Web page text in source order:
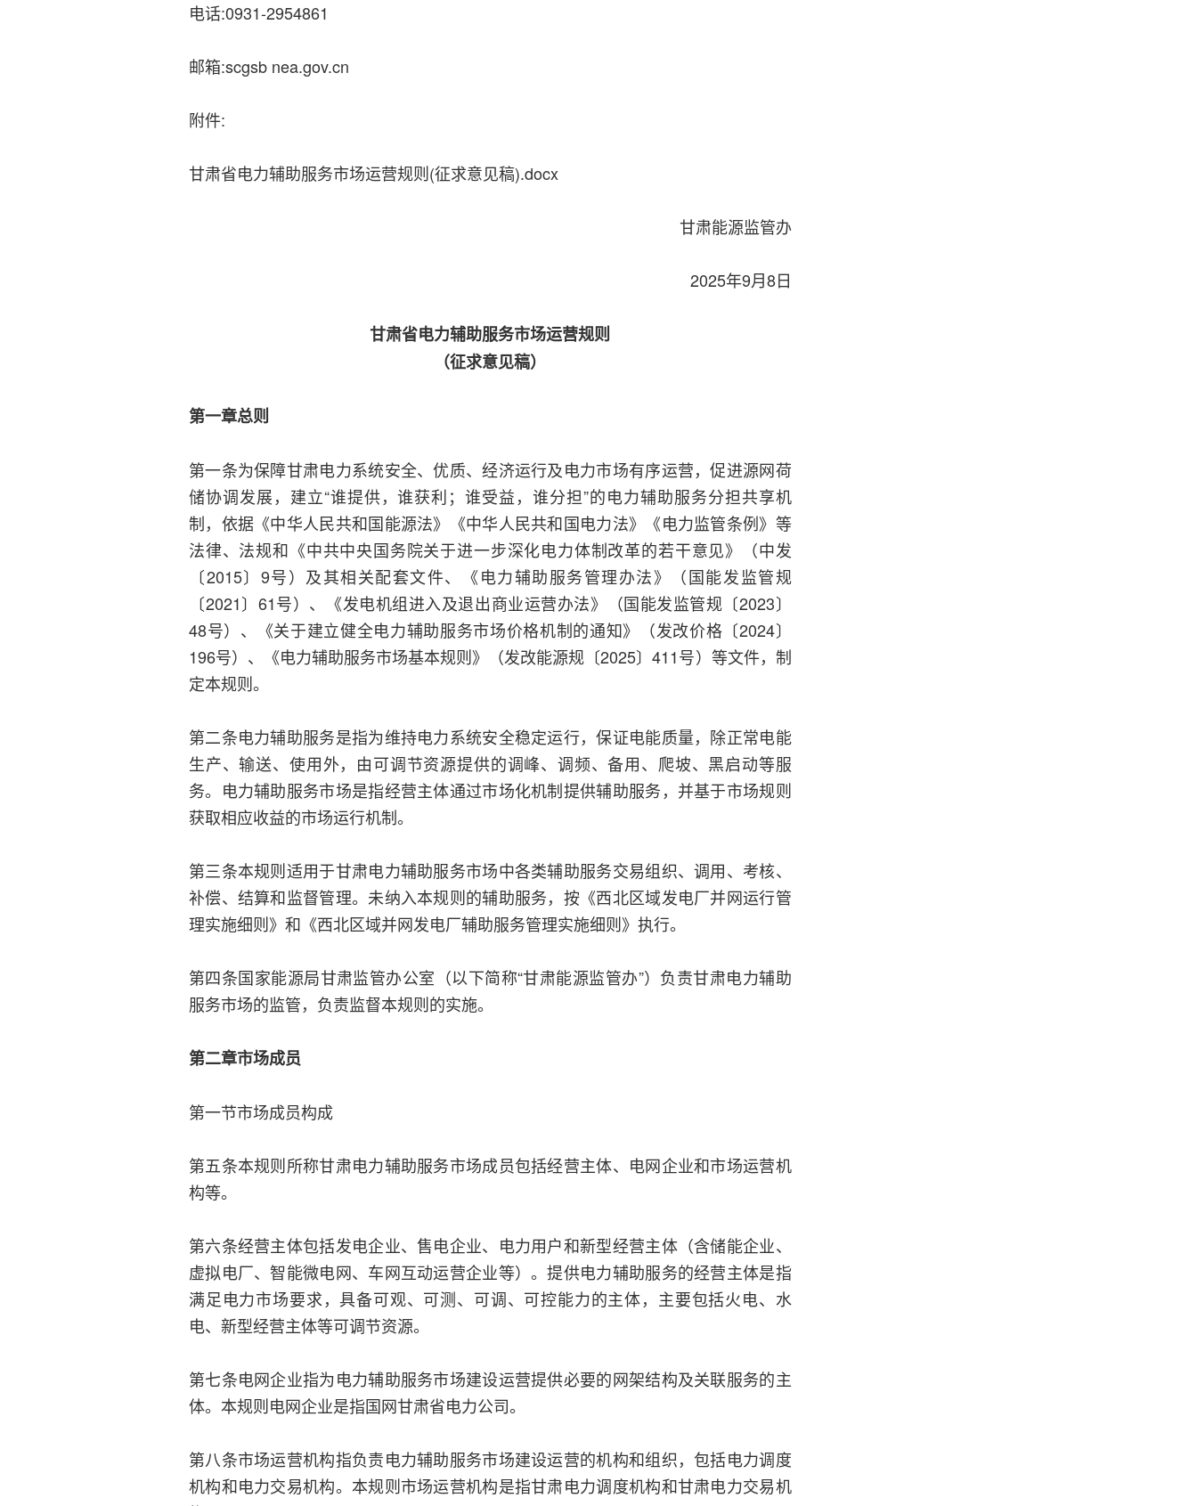
电话:0931-2954861
邮箱:scgsb nea.gov.cn
附件:
甘肃省电力辅助服务市场运营规则(征求意见稿).docx
甘肃能源监管办
2025年9月8日
甘肃省电力辅助服务市场运营规则
（征求意见稿）
第一章总则
第一条为保障甘肃电力系统安全、优质、经济运行及电力市场有序运营，促进源网荷
储协调发展，建立“谁提供，谁获利；谁受益，谁分担”的电力辅助服务分担共享机
制，依据《中华人民共和国能源法》《中华人民共和国电力法》《电力监管条例》等
法律、法规和《中共中央国务院关于进一步深化电力体制改革的若干意见》（中发
〔2015〕9号）及其相关配套文件、《电力辅助服务管理办法》（国能发监管规
〔2021〕61号）、《发电机组进入及退出商业运营办法》（国能发监管规〔2023〕
48号）、《关于建立健全电力辅助服务市场价格机制的通知》（发改价格〔2024〕
196号）、《电力辅助服务市场基本规则》（发改能源规〔2025〕411号）等文件，制
定本规则。
第二条电力辅助服务是指为维持电力系统安全稳定运行，保证电能质量，除正常电能
生产、输送、使用外，由可调节资源提供的调峰、调频、备用、爬坡、黑启动等服
务。电力辅助服务市场是指经营主体通过市场化机制提供辅助服务，并基于市场规则
获取相应收益的市场运行机制。
第三条本规则适用于甘肃电力辅助服务市场中各类辅助服务交易组织、调用、考核、
补偿、结算和监督管理。未纳入本规则的辅助服务，按《西北区域发电厂并网运行管
理实施细则》和《西北区域并网发电厂辅助服务管理实施细则》执行。
第四条国家能源局甘肃监管办公室（以下简称“甘肃能源监管办”）负责甘肃电力辅助
服务市场的监管，负责监督本规则的实施。
第二章市场成员
第一节市场成员构成
第五条本规则所称甘肃电力辅助服务市场成员包括经营主体、电网企业和市场运营机
构等。
第六条经营主体包括发电企业、售电企业、电力用户和新型经营主体（含储能企业、
虚拟电厂、智能微电网、车网互动运营企业等）。提供电力辅助服务的经营主体是指
满足电力市场要求，具备可观、可测、可调、可控能力的主体，主要包括火电、水
电、新型经营主体等可调节资源。
第七条电网企业指为电力辅助服务市场建设运营提供必要的网架结构及关联服务的主
体。本规则电网企业是指国网甘肃省电力公司。
第八条市场运营机构指负责电力辅助服务市场建设运营的机构和组织，包括电力调度
机构和电力交易机构。本规则市场运营机构是指甘肃电力调度机构和甘肃电力交易机